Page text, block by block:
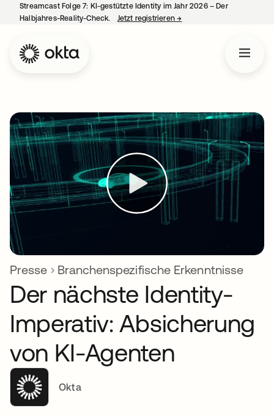
Streamcast Folge 7: KI-gestützte Identity im Jahr 2026 – Der
Halbjahres-Reality-Check.
Jetzt registrieren→
Presse Branchenspezifische Erkenntnisse
Der nächste Identity-
Imperativ: Absicherung
von KI-Agenten
Okta